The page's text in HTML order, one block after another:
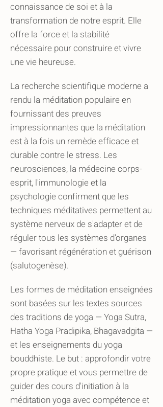
connaissance de soi et à la
transformation de notre esprit. Elle
offre la force et la stabilité
nécessaire pour construire et vivre
une vie heureuse.
La recherche scientifique moderne a
rendu la méditation populaire en
fournissant des preuves
impressionnantes que la méditation
est à la fois un remède efficace et
durable contre le stress. Les
neurosciences, la médecine corps-
esprit, l'immunologie et la
psychologie confirment que les
techniques méditatives permettent au
système nerveux de s'adapter et de
réguler tous les systèmes d'organes
— favorisant régénération et guérison
(salutogenèse).
Les formes de méditation enseignées
sont basées sur les textes sources
des traditions de yoga — Yoga Sutra,
Hatha Yoga Pradipika, Bhagavadgita —
et les enseignements du yoga
bouddhiste. Le but : approfondir votre
propre pratique et vous permettre de
guider des cours d'initiation à la
méditation yoga avec compétence et